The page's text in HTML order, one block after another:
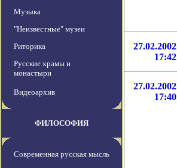
Музыка
"Неизвестные" музеи
Риторика
Русские храмы и
монастыри
Видеоархив
ФИЛОСОФИЯ
Современная русская мысль
27.02.2002
17:42
27.02.2002
17:40